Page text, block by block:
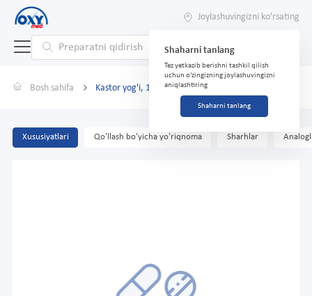
Joylashuvingizni ko'rsating
Shaharni tanlang
Tez yetkazib berishni tashkil qilish
uchun o'zingizning joylashuvingizni
aniqlashtiring
Shaharni tanlang
Bosh sahifa Kastor yog'i, 100 ml, shisha
Xususiyatlari Qo'llash bo'yicha yo'riqnoma Sharhlar